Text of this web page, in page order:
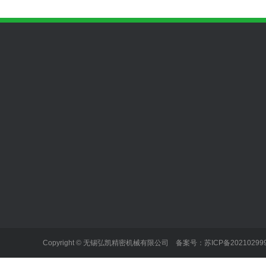
锻造件
Copyright © 无锡弘凯精密机械有限公司 备案号： 苏ICP备